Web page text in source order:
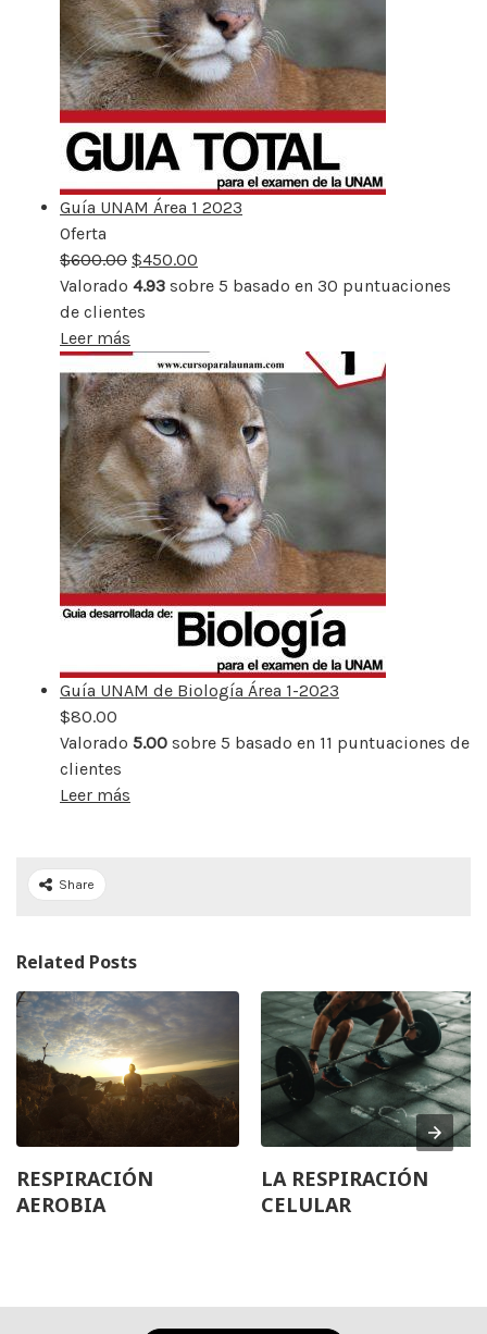
Guía UNAM Área 1 2023
Oferta
rebajado
$600.00 $450.00
Valorado 4.93 sobre 5 basado en 30 puntuaciones
de clientes
Leer más
Guía UNAM de Biología Área 1-2023
$80.00
Valorado 5.00 sobre 5 basado en 11 puntuaciones de
clientes
Leer más
Share
Related Posts
RESPIRACIÓN
AEROBIA
LA RESPIRACIÓN
CELULAR